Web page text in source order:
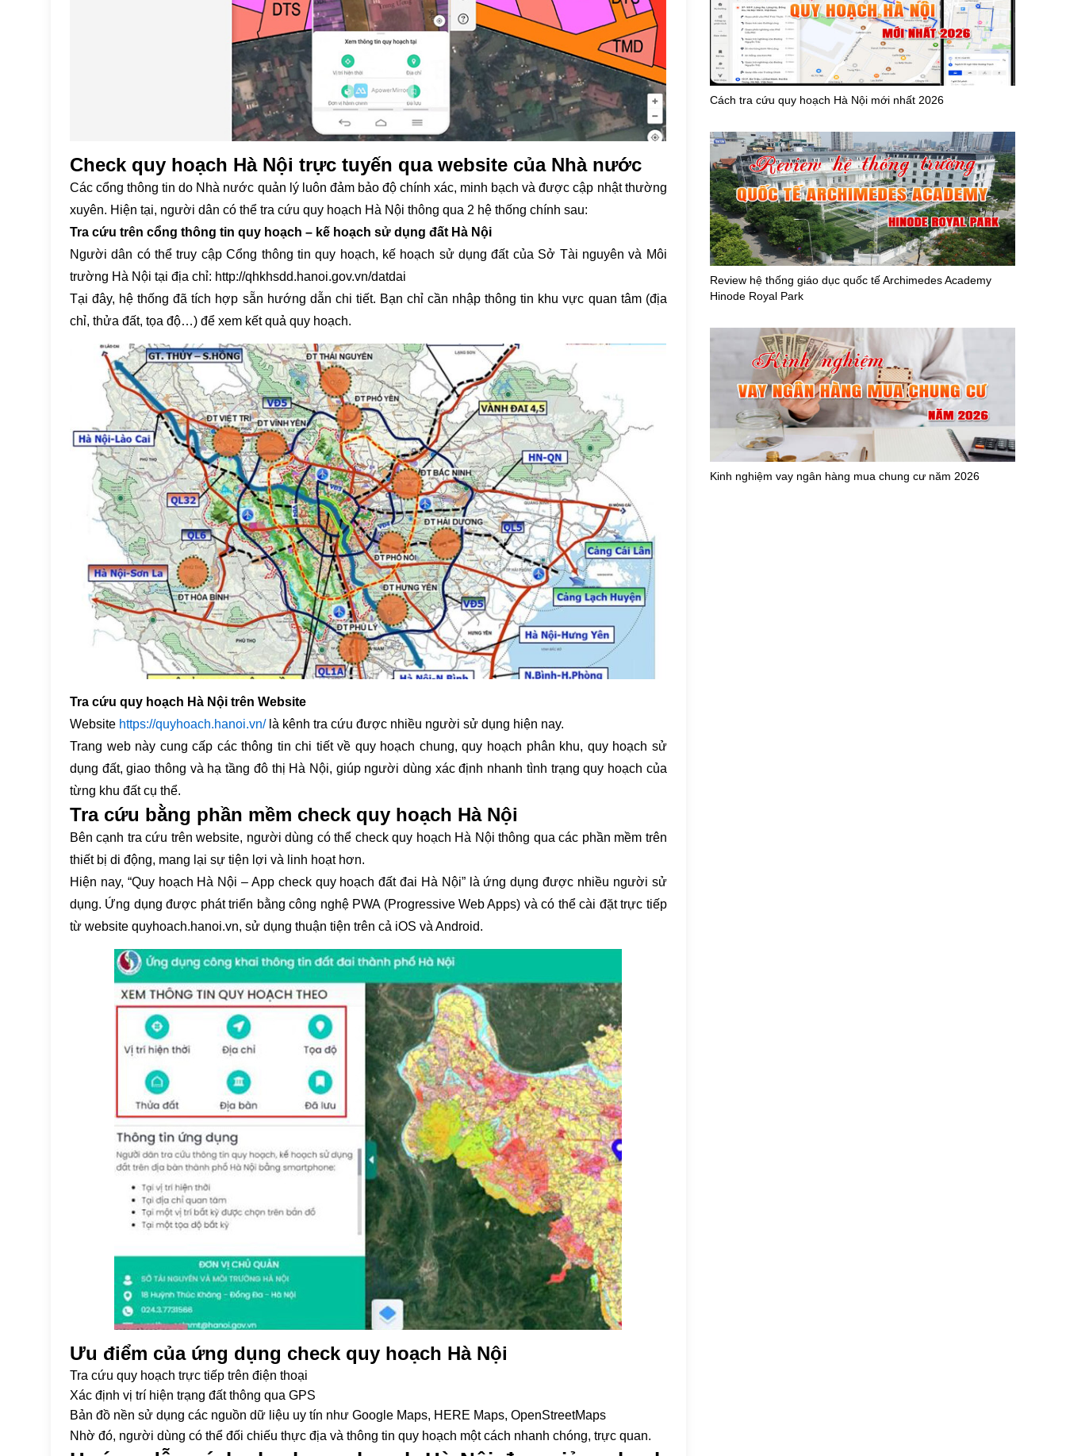
Check quy hoạch Hà Nội trực tuyến qua website của Nhà nước
Các cổng thông tin do Nhà nước quản lý luôn đảm bảo độ chính xác, minh bạch và được cập nhật thường
xuyên. Hiện tại, người dân có thể tra cứu quy hoạch Hà Nội thông qua 2 hệ thống chính sau:
Tra cứu trên cổng thông tin quy hoạch – kế hoạch sử dụng đất Hà Nội
Người dân có thể truy cập Cổng thông tin quy hoạch, kế hoạch sử dụng đất của Sở Tài nguyên và Môi
trường Hà Nội tại địa chỉ: http://qhkhsdd.hanoi.gov.vn/datdai
Tại đây, hệ thống đã tích hợp sẵn hướng dẫn chi tiết. Bạn chỉ cần nhập thông tin khu vực quan tâm (địa
chỉ, thửa đất, tọa độ…) để xem kết quả quy hoạch.
Tra cứu quy hoạch Hà Nội trên Website
Website https://quyhoach.hanoi.vn/là kênh tra cứu được nhiều người sử dụng hiện nay.
Trang web này cung cấp các thông tin chi tiết về quy hoạch chung, quy hoạch phân khu, quy hoạch sử
dụng đất, giao thông và hạ tầng đô thị Hà Nội, giúp người dùng xác định nhanh tình trạng quy hoạch của
từng khu đất cụ thể.
Tra cứu bằng phần mềm check quy hoạch Hà Nội
Bên cạnh tra cứu trên website, người dùng có thể check quy hoạch Hà Nội thông qua các phần mềm trên
thiết bị di động, mang lại sự tiện lợi và linh hoạt hơn.
Hiện nay, “Quy hoạch Hà Nội – App check quy hoạch đất đai Hà Nội” là ứng dụng được nhiều người sử
dụng. Ứng dụng được phát triển bằng công nghệ PWA (Progressive Web Apps) và có thể cài đặt trực tiếp
từ website quyhoach.hanoi.vn, sử dụng thuận tiện trên cả iOS và Android.
Ưu điểm của ứng dụng check quy hoạch Hà Nội
Tra cứu quy hoạch trực tiếp trên điện thoại
Xác định vị trí hiện trạng đất thông qua GPS
Bản đồ nền sử dụng các nguồn dữ liệu uy tín như Google Maps, HERE Maps, OpenStreetMaps
Nhờ đó, người dùng có thể đối chiếu thực địa và thông tin quy hoạch một cách nhanh chóng, trực quan.
Cách tra cứu quy hoạch Hà Nội mới nhất 2026
Review hệ thống giáo dục quốc tế Archimedes Academy
Hinode Royal Park
Kinh nghiệm vay ngân hàng mua chung cư năm 2026